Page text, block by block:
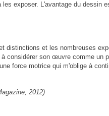
exposer. L'avantage du dessin
distinctions et les nombreuses
considérer son œuvre comme un
force motrice qui m'oblige à
2012)